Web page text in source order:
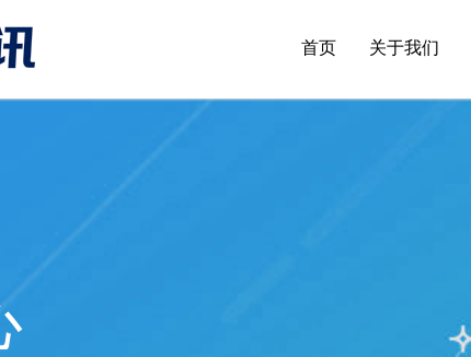
首页 关于我们